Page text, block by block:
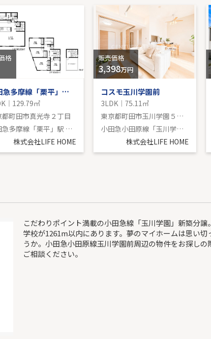
格
小田急多摩線「栗平」新築戸建
｜129.79㎡
都町田市真光寺２丁目
小田急多摩線「栗平」駅 徒歩22分
株式会社LIFE HOME
販売価格
3,398万円
コスモ玉川学園前
3LDK｜75.11㎡
東京都町田市玉川学園５丁目
小田急小田原線「玉川学園前」駅 徒歩9分
株式会社LIFE HOME
こだわりポイント満載の小田急線「玉川学園」新築分
学校が1261m以内にあります。夢のマイホームは思い切
うか。小田急小田原線玉川学園前周辺の物件をお探し
ご相談ください。